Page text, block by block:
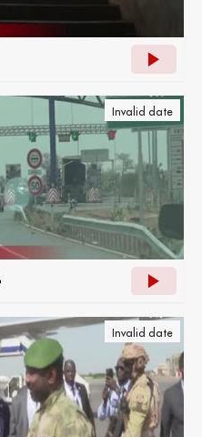
Invalid date
Invalid date